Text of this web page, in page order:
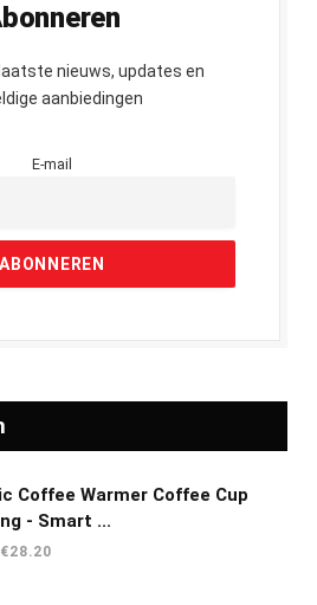
nieuws, updates en
aanbiedingen
E-mail
Coffee Warmer Coffee Cup
- Smart ...
Oorspronkelijke
€28.20